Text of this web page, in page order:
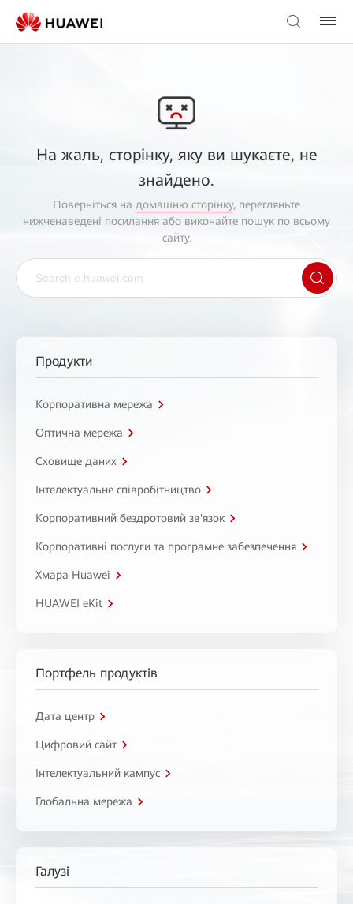
На жаль, сторінку, яку ви шукаєте, не
знайдено.
Поверніться на домашню сторінку, перегляньте
нижченаведені посилання або виконайте пошук по всьому
сайту.
Продукти
Корпоративна мережа
Оптична мережа
Сховище даних
Інтелектуальне співробітництво
Корпоративний бездротовий зв'язок
Корпоративні послуги та програмне забезпечення
Хмара Huawei
HUAWEI eKit
Портфель продуктів
Дата центр
Цифровий сайт
Інтелектуальний кампус
Глобальна мережа
Галузі